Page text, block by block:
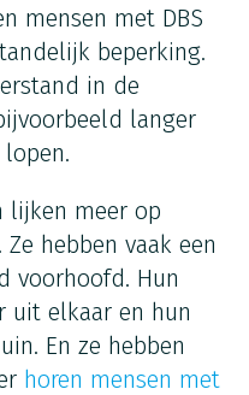
mensen met DBS
beperking.
in de
langer
lijken meer op
hebben vaak een
voorhoofd. Hun
uit elkaar en hun
En ze hebben
horen mensen met